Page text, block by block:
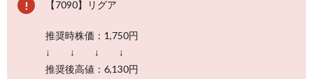
【7090】リグア
推奨時株価：1,750円
↓ ↓ ↓ ↓
推奨後高値：6,130円